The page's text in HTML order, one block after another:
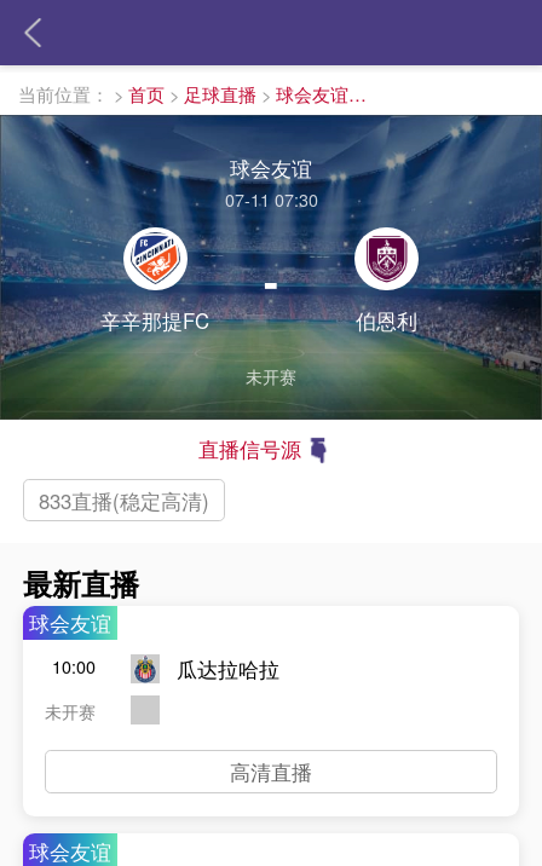
当前位置： > 首页 > 足球直播 > 球会友谊直播
球会友谊
07-11 07:30
辛辛那提FC
-
伯恩利
未开赛
直播信号源
833直播(稳定高清)
最新直播
球会友谊
10:00
未开赛
瓜达拉哈拉
高清直播
球会友谊